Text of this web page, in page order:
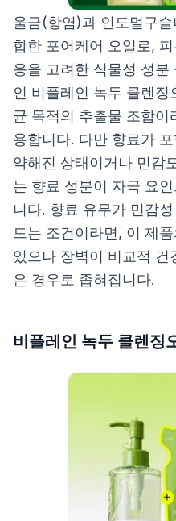
울금(항염)과 인도멀구
합한 포어케어 오일로,
응을 고려한 식물성 성분
인 비플레인 녹두 클렌징
균 목적의 추출물 조합
용합니다. 다만 향료가
약해진 상태이거나 민감
는 향료 성분이 자극 요
니다. 향료 유무가 민감
드는 조건이라면, 이 제
있으나 장벽이 비교적
은 경우로 좁혀집니다.
비플레인 녹두 클렌징